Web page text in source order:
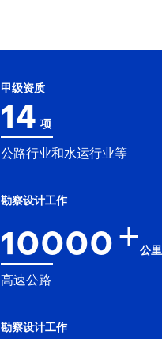
甲级资质
14 项
公路行业和水运行业等
勘察设计工作
10000 +公里
高速公路
勘察设计工作